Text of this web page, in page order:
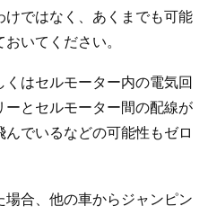
けではなく、あくまでも可能
いてください。
はセルモーター内の電気回
とセルモーター間の配線が
でいるなどの可能性もゼロ
場合、他の車からジャンピン